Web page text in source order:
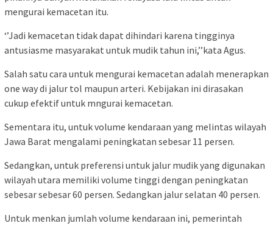
mengurai kemacetan itu.
‘’Jadi kemacetan tidak dapat dihindari karena tingginya
antusiasme masyarakat untuk mudik tahun ini,’’kata Agus.
Salah satu cara untuk mengurai kemacetan adalah menerapkan
one way di jalur tol maupun arteri. Kebijakan ini dirasakan
cukup efektif untuk mngurai kemacetan.
Sementara itu, untuk volume kendaraan yang melintas wilayah
Jawa Barat mengalami peningkatan sebesar 11 persen.
Sedangkan, untuk preferensi untuk jalur mudik yang digunakan
wilayah utara memiliki volume tinggi dengan peningkatan
sebesar sebesar 60 persen. Sedangkan jalur selatan 40 persen.
Untuk menkan jumlah volume kendaraan ini, pemerintah